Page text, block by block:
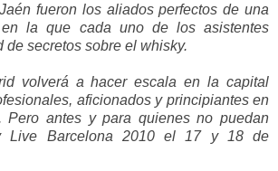
fueron los aliados perfectos de una
en la que cada uno de los asistentes
de secretos sobre el whisky.
volverá a hacer escala en la capital
aficionados y principiantes en
Pero antes y para quienes no puedan
Live Barcelona 2010 el 17 y 18 de